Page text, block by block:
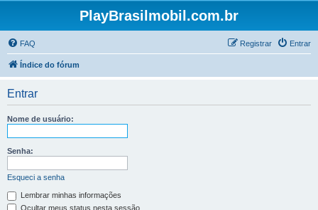
PlayBrasilmobil.com.br
FAQ Entrar
Registrar
Índice do fórum
Entrar
Nome de usuário:
Senha:
Esqueci a senha
Lembrar minhas informações
Ocultar meus status nesta sessão